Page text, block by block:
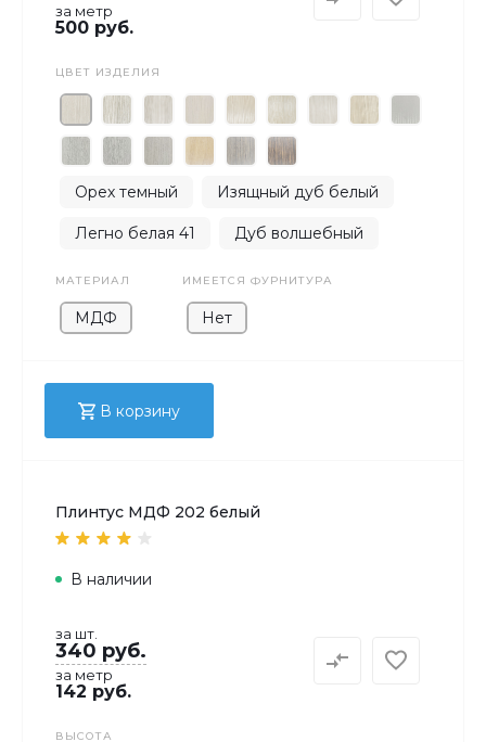
за метр
500 руб.
ЦВЕТ ИЗДЕЛИЯ
Орех темный Изящный дуб белый
Легно белая 41 Дуб волшебный
МАТЕРИАЛ
МДФ
ИМЕЕТСЯ ФУРНИТУРА
Нет
В корзину
Плинтус МДФ 202 белый
В наличии
за шт.
340 руб.
за метр
142 руб.
ВЫСОТА